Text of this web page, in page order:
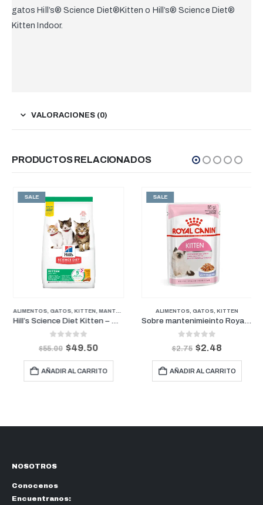
gatos Hill’s® Science Diet® Kitten o Hill’s® Science Diet®
Kitten Indoor.
VALORACIONES (0)
PRODUCTOS RELACIONADOS
SALE
ALIMENTOS, GATOS, KITTEN, MANTENIMIENTO
out of 5
$55.00 $49.50
AÑADIR AL CARRITO
SALE
ALIMENTOS, GATOS, KITTEN
Sobre mantenimieinto Royal Canin Kitten Pouch 85gr
out of 5
$2.75 $2.48
AÑADIR AL CARRITO
NOSOTROS
Conocenos
Encuentranos: